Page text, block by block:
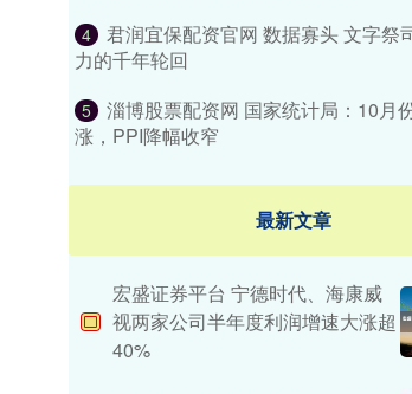
4
君润宜保配资官网 数据寡头 文字祭
力的千年轮回
5
淄博股票配资网 国家统计局：10月
涨，PPI降幅收窄
最新文章
宏盛证券平台 宁德时代、海康威
视两家公司半年度利润增速大涨超
40%